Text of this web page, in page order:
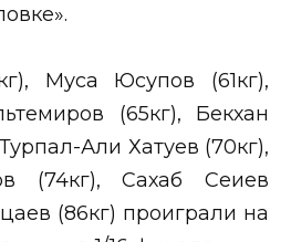
Муса Юсупов (61кг),
(65кг), Бекхан
Али Хатуев (70кг),
(74кг), Сахаб Сеиев
(86кг) проиграли на